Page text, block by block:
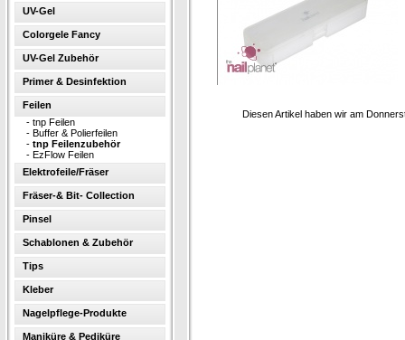
UV-Gel
Colorgele Fancy
UV-Gel Zubehör
Primer & Desinfektion
Feilen
- tnp Feilen
- Buffer & Polierfeilen
- tnp Feilenzubehör
- EzFlow Feilen
Elektrofeile/Fräser
Fräser-& Bit- Collection
Pinsel
Schablonen & Zubehör
Tips
Kleber
Nagelpflege-Produkte
Maniküre & Pediküre
Diesen Artikel haben wir am